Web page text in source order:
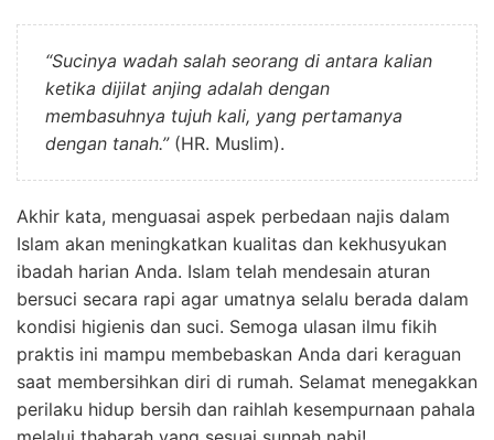
“Sucinya wadah salah seorang di antara kalian
ketika dijilat anjing adalah dengan
membasuhnya tujuh kali, yang pertamanya
dengan tanah.”(HR. Muslim).
Akhir kata, menguasai aspek perbedaan najis dalam
Islam akan meningkatkan kualitas dan kekhusyukan
ibadah harian Anda. Islam telah mendesain aturan
bersuci secara rapi agar umatnya selalu berada dalam
kondisi higienis dan suci. Semoga ulasan ilmu fikih
praktis ini mampu membebaskan Anda dari keraguan
saat membersihkan diri di rumah. Selamat menegakkan
perilaku hidup bersih dan raihlah kesempurnaan pahala